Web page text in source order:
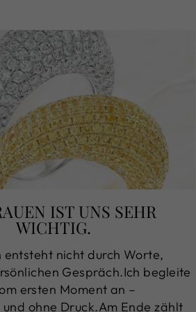
IST UNS SEHR
WICHTIG.
entsteht nicht durch Worte,
Gespräch.Ich begleite
ersten Moment an –
ohne Druck.Am Ende zählt